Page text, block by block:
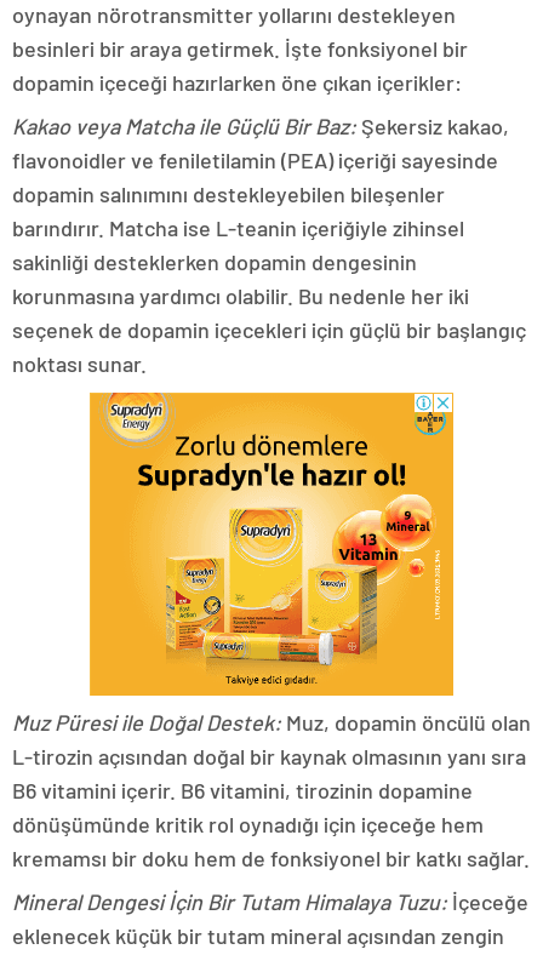
oynayan nörotransmitter yollarını destekleyen
besinleri bir araya getirmek. İşte fonksiyonel bir
dopamin içeceği hazırlarken öne çıkan içerikler:
Kakao veya Matcha ile Güçlü Bir Baz: Şekersiz kakao,
flavonoidler ve feniletilamin (PEA) içeriği sayesinde
dopamin salınımını destekleyebilen bileşenler
barındırır. Matcha ise L-teanin içeriğiyle zihinsel
sakinliği desteklerken dopamin dengesinin
korunmasına yardımcı olabilir. Bu nedenle her iki
seçenek de dopamin içecekleri için güçlü bir başlangıç
noktası sunar.
Muz Püresi ile Doğal Destek: Muz, dopamin öncülü olan
L-tirozin açısından doğal bir kaynak olmasının yanı sıra
B6 vitamini içerir. B6 vitamini, tirozinin dopamine
dönüşümünde kritik rol oynadığı için içeceğe hem
kremamsı bir doku hem de fonksiyonel bir katkı sağlar.
Mineral Dengesi İçin Bir Tutam Himalaya Tuzu: İçeceğe
eklenecek küçük bir tutam mineral açısından zengin